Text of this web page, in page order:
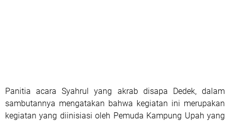
Panitia acara Syahrul yang akrab disapa Dedek, dalam
sambutannya mengatakan bahwa kegiatan ini merupakan
kegiatan yang diinisiasi oleh Pemuda Kampung Upah yang